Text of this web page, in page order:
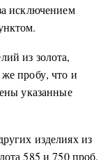
исключением
из золота,
пробу, что и
указанные
изделиях из
585 и 750 проб.